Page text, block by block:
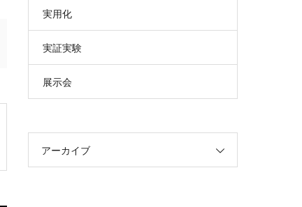
実用化
実証実験
展示会
アーカイブ